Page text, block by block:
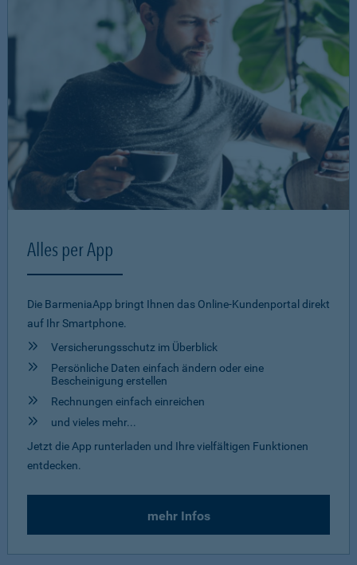
Alles per App
Die BarmeniaApp bringt Ihnen das Online-Kundenportal direkt
auf Ihr Smartphone.
Versicherungsschutz im Überblick
Persönliche Daten einfach ändern oder eine
Bescheinigung erstellen
Rechnungen einfach einreichen
und vieles mehr...
Jetzt die App runterladen und Ihre vielfältigen Funktionen
entdecken.
mehr Infos